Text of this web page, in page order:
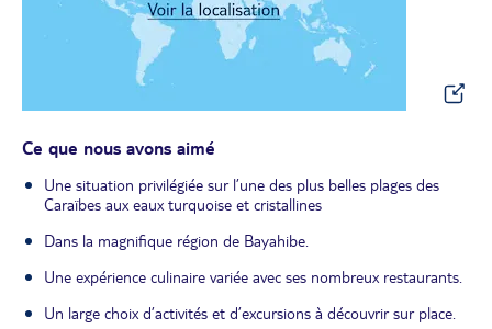
Ce que nous avons aimé
Une situation privilégiée sur l’une des plus belles plages des
Caraïbes aux eaux turquoise et cristallines
Dans la magnifique région de Bayahibe.
Une expérience culinaire variée avec ses nombreux restaurants.
Un large choix d’activités et d’excursions à découvrir sur place.